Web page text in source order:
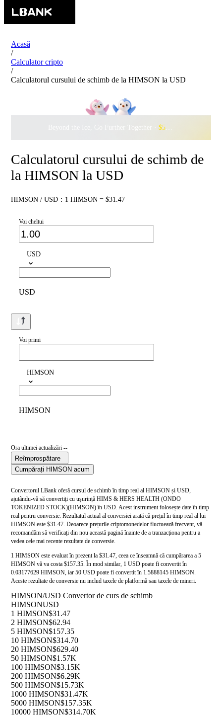
Acasă
/
Calculator cripto
/
Calculatorul cursului de schimb de la HIMSON la USD
Beyond the Ice, Go Further Together · $500,000
Calculatorul cursului de schimb de
la HIMSON la USD
HIMSON / USD：1 HIMSON = $31.47
Voi cheltui
USD
USD
Voi primi
HIMSON
HIMSON
Ora ultimei actualizări --
Reîmprospătare
Cumpărați HIMSON acum
Convertorul LBank oferă cursul de schimb în timp real al HIMSON și USD,
ajutându-vă să convertiți cu ușurință HIMS & HERS HEALTH (ONDO
TOKENIZED STOCK)(HIMSON) în USD. Acest instrument folosește date în timp
real pentru conversie. Rezultatul actual al conversiei arată că prețul în timp real al lui
HIMSON este $31.47. Deoarece prețurile criptomonedelor fluctuează frecvent, vă
recomandăm să verificați din nou această pagină înainte de a tranzacționa pentru a
vedea cele mai recente rezultate de conversie.
1 HIMSON este evaluat în prezent la $31.47, ceea ce înseamnă că cumpărarea a 5
HIMSON vă va costa $157.35. În mod similar, 1 USD poate fi convertit în
0.03177629 HIMSON, iar 50 USD poate fi convertit în 1.5888145 HIMSON.
Aceste rezultate de conversie nu includ taxele de platformă sau taxele de mineri.
HIMSON/USD Convertor de curs de schimb
HIMSONUSD
1 HIMSON$31.47
2 HIMSON$62.94
5 HIMSON$157.35
10 HIMSON$314.70
20 HIMSON$629.40
50 HIMSON$1.57K
100 HIMSON$3.15K
200 HIMSON$6.29K
500 HIMSON$15.73K
1000 HIMSON$31.47K
5000 HIMSON$157.35K
10000 HIMSON$314.70K